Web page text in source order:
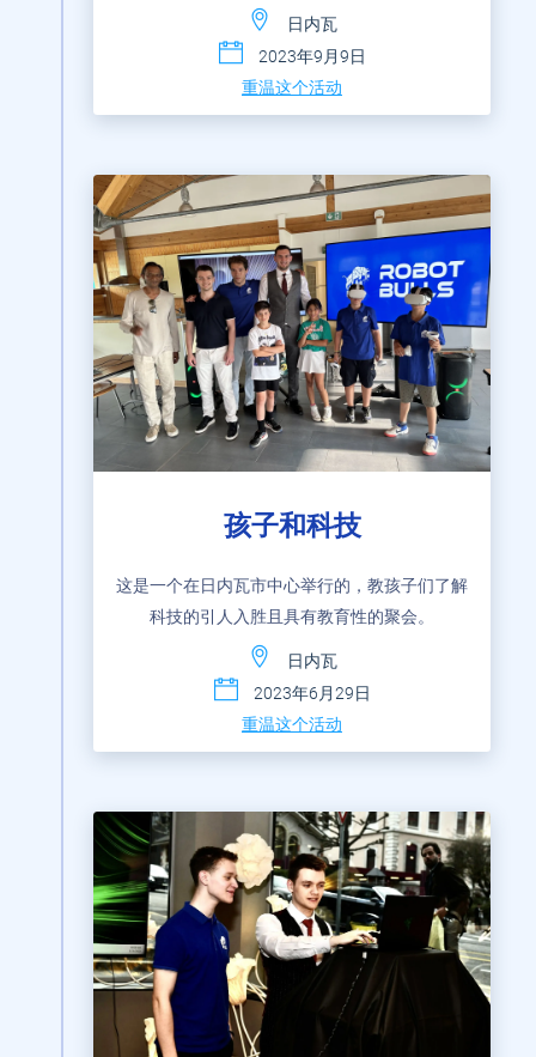
日内瓦
2023年9月9日
重温这个活动
孩子和科技
这是一个在日内瓦市中心举行的，教孩子们了解
科技的引人入胜且具有教育性的聚会。
日内瓦
2023年6月29日
重温这个活动